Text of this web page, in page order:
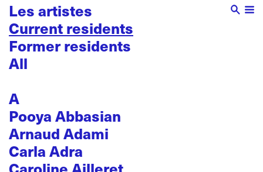
Les artistes
Current residents
Former residents
All
A
Pooya Abbasian
Arnaud Adami
Carla Adra